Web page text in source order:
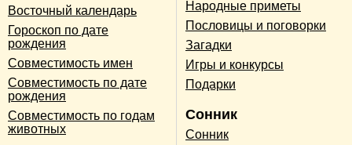
Восточный календарь
Гороскоп по дате
рождения
Совместимость имен
Совместимость по дате
рождения
Совместимость по годам
животных
Народные приметы
Пословицы и поговорки
Загадки
Игры и конкурсы
Подарки
Сонник
Сонник